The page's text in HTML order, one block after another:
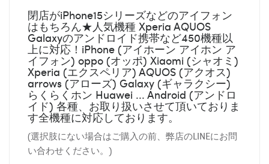
閉店がiPhone15シリーズなどのアイフォン
はもちろん★人気機種 Xperia AQUOS
Galaxyのアンドロイド携帯など450機種以
上に対応！iPhone (アイホーン アイホン ア
イフォン) oppo (オッポ) Xiaomi (シャオミ)
Xperia (エクスペリア) AQUOS (アクオス)
arrows (アローズ) Galaxy (ギャラクシー)
らくらくホン Huawei ... Android (アンドロ
イド) 各種、お取り扱いさせて頂いておりま
す全機種に対応しております。
(選択肢にない場合はご購入の前、弊店のLINEにお問
い合わせください。)